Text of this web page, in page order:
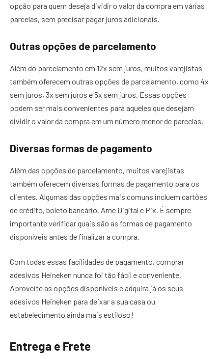
opção para quem deseja dividir o valor da compra em várias
parcelas, sem precisar pagar juros adicionais.
Outras opções de parcelamento
Além do parcelamento em 12x sem juros, muitos varejistas
também oferecem outras opções de parcelamento, como 4x
sem juros, 3x sem juros e 5x sem juros. Essas opções
podem ser mais convenientes para aqueles que desejam
dividir o valor da compra em um número menor de parcelas.
Diversas formas de pagamento
Além das opções de parcelamento, muitos varejistas
também oferecem diversas formas de pagamento para os
clientes. Algumas das opções mais comuns incluem cartões
de crédito, boleto bancário, Ame Digital e Pix. É sempre
importante verificar quais são as formas de pagamento
disponíveis antes de finalizar a compra.
Com todas essas facilidades de pagamento, comprar
adesivos Heineken nunca foi tão fácil e conveniente.
Aproveite as opções disponíveis e adquira já os seus
adesivos Heineken para deixar a sua casa ou
estabelecimento ainda mais estiloso!
Entrega e Frete